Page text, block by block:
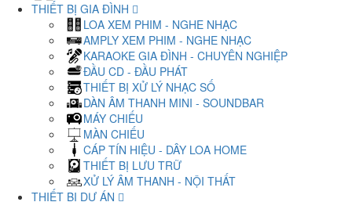
THIẾT BỊ GIA ĐÌNH
LOA XEM PHIM - NGHE NHẠC
AMPLY XEM PHIM - NGHE NHẠC
KARAOKE GIA ĐÌNH - CHUYÊN NGHIỆP
ĐẦU CD - ĐẦU PHÁT
THIẾT BỊ XỬ LÝ NHẠC SỐ
DÀN ÂM THANH MINI - SOUNDBAR
MÁY CHIẾU
MÀN CHIẾU
CÁP TÍN HIỆU - DÂY LOA HOME
THIẾT BỊ LƯU TRỮ
XỬ LÝ ÂM THANH - NỘI THẤT
THIẾT BỊ DỰ ÁN